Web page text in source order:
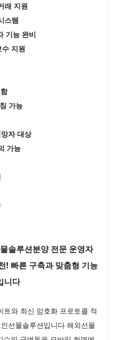
래 지원
스템
기능 완비
지원
가능
자 대상
가능
솔루션분양 전문 운영자
! 빠른 구축과 맞춤형 기능
니다
트와 최신 암호화 프로토콜 적
선물솔루션입니다 해외선물